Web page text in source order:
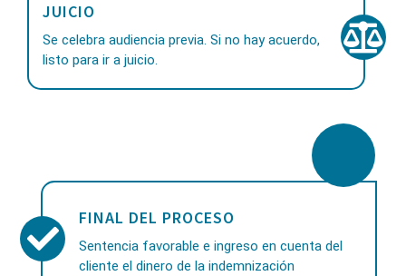
JUICIO
Se celebra audiencia previa. Si no hay acuerdo,
listo para ir a juicio.
FINAL DEL PROCESO
Sentencia favorable e ingreso en cuenta del
cliente el dinero de la indemnización